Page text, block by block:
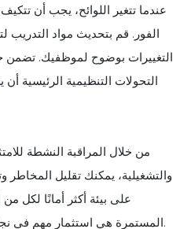
عندما تتغير اللوائح، يجب أن
الفور. قم بتحديث مواد التدريب
التغييرات بوضوح لموظفيك. تضمن
التحولات التنظيمية الرئيسية
من خلال المراقبة النشطة
والتشغيلية، يمكنك تقليل
على بيئة أكثر أمانًا لكل
المستمرة هي استثمار مهم في نجاح مطعمك على المدى الطويل.